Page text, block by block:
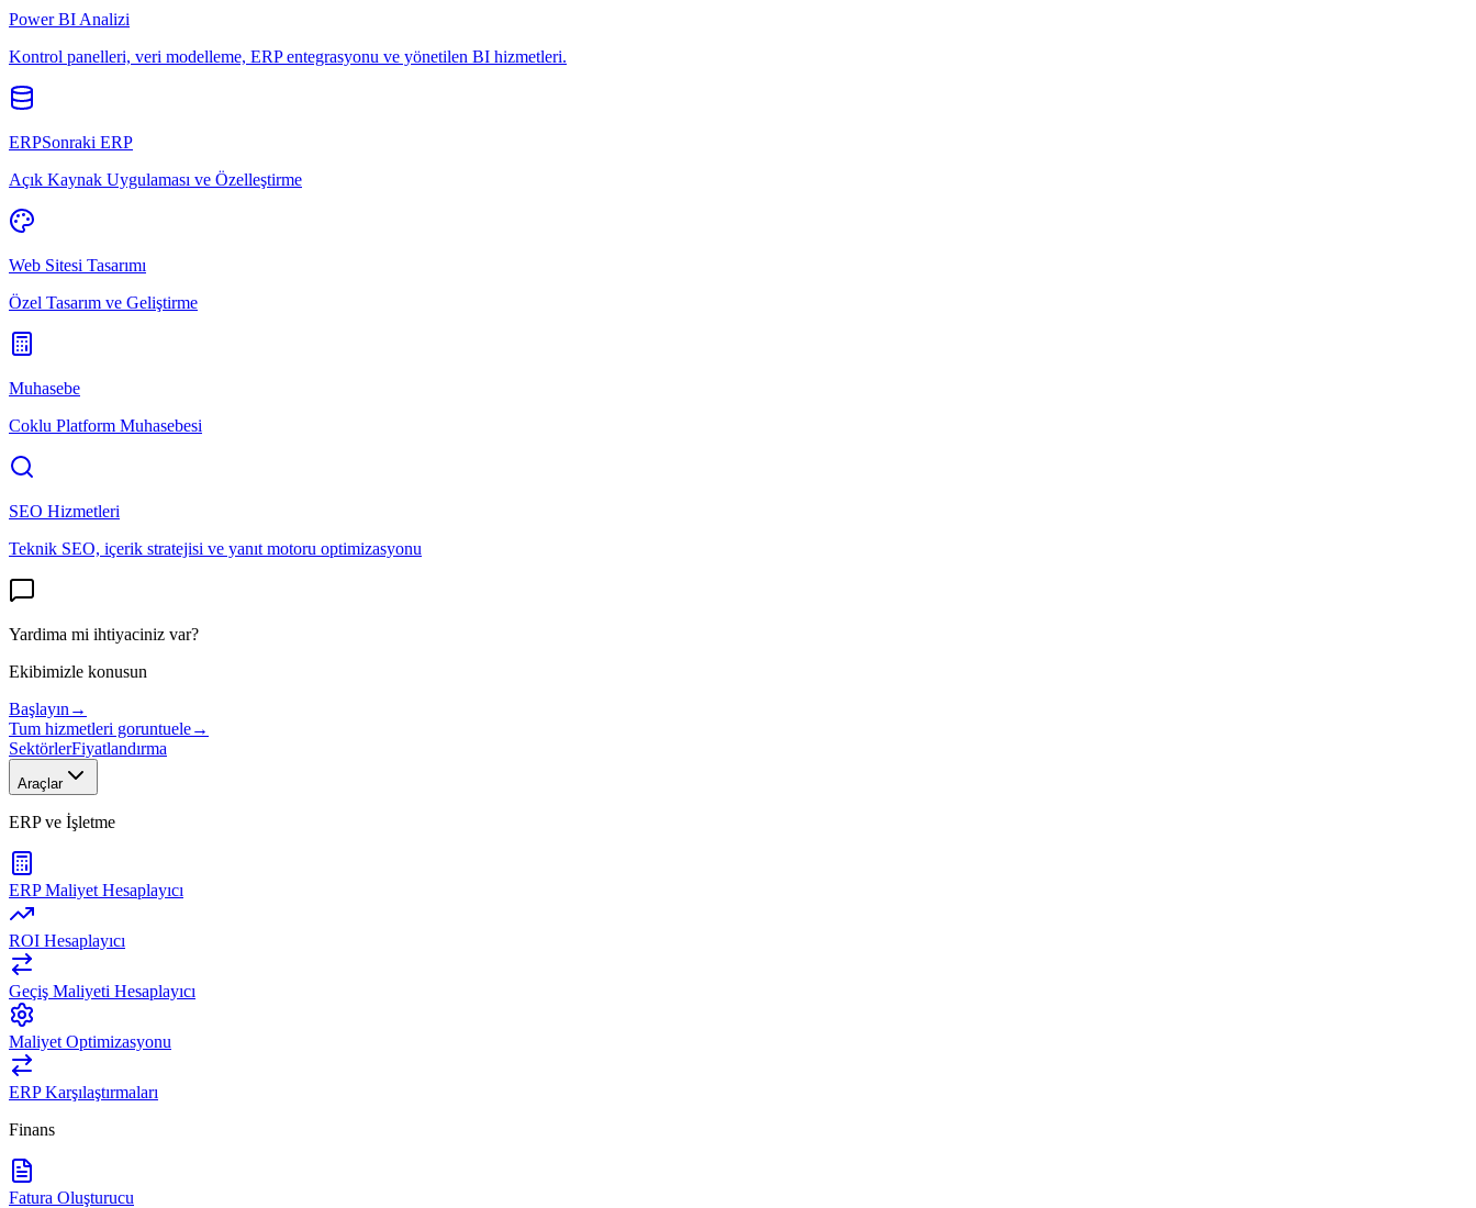
Power BI Analizi
Kontrol panelleri, veri modelleme, ERP entegrasyonu ve yönetilen BI hizmetleri.
ERPSonraki ERP
Açık Kaynak Uygulaması ve Özelleştirme
Web Sitesi Tasarımı
Özel Tasarım ve Geliştirme
Muhasebe
Coklu Platform Muhasebesi
SEO Hizmetleri
Teknik SEO, içerik stratejisi ve yanıt motoru optimizasyonu
Yardima mi ihtiyaciniz var?
Ekibimizle konusun
Başlayın →
Tum hizmetleri goruntuele→
SektörlerFiyatlandırma
Araçlar
ERP ve İşletme
ERP Maliyet Hesaplayıcı
ROI Hesaplayıcı
Geçiş Maliyeti Hesaplayıcı
Maliyet Optimizasyonu
ERP Karşılaştırmaları
Finans
Fatura Oluşturucu